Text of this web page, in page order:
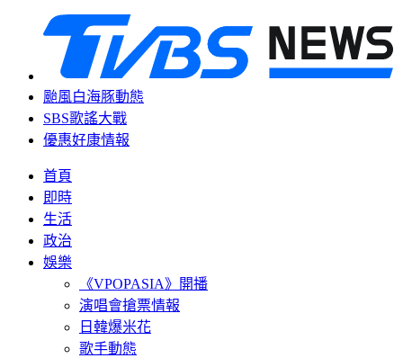
颱風白海豚動態
SBS歌謠大戰
優惠好康情報
首頁
即時
生活
政治
娛樂
《VPOPASIA》開播
演唱會搶票情報
日韓爆米花
歌手動態